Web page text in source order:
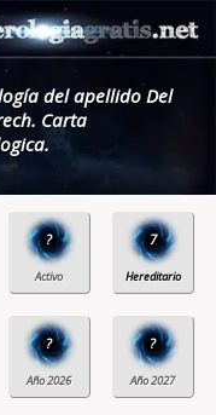
del apellido Del
Carta
? 7
? ?